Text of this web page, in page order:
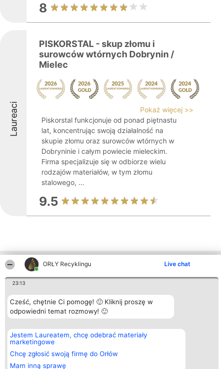
ORŁY Recyklingu Live chat
23:13
Cześć, chętnie Ci pomogę! 🙂 Kliknij proszę w
odpowiedni temat rozmowy! 🙂
Jestem Laureatem, chcę odebrać materiały
marketingowe
Chcę zgłosić swoją firmę do Orłów
Mam inną sprawę
8
Laureaci
PISKORSTAL - skup złomu i
surowców wtórnych Dobrynin /
Mielec
Pokaż więcej >>
Piskorstal funkcjonuje od ponad piętnastu
lat, koncentrując swoją działalność na
skupie złomu oraz surowców wtórnych w
Dobryninie i całym powiecie mieleckim.
Firma specjalizuje się w odbiorze wielu
rodzajów materiałów, w tym złomu
stalowego, ...
9.5
Inne firmy z województwa
Organizator plebiscytu
Bright Side Solutions sp. z o.
o. sp. k.
Wrocław 50-079
KRS 0000749100 | Regon
381313360 | NIP 8943132676
+48 508 492 400
Plebiscyt
Laureaci
Lista
Laureatów
Zasady
Polityka
Kontakt